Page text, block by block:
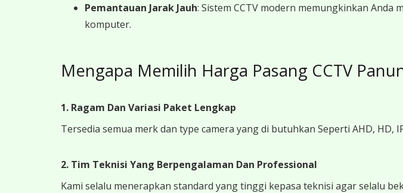
Pemantauan Jarak Jauh: Sistem CCTV modern memungkinkan
komputer.
Mengapa Memilih Harga Pasang CCTV
1. Ragam Dan Variasi Paket Lengkap
Tersedia semua merk dan type camera yang di butuhkan Seperti AHD, HD,
2. Tim Teknisi Yang Berpengalaman Dan Professional
Kami selalu menerapkan standard yang tinggi kepasa teknisi agar selalu